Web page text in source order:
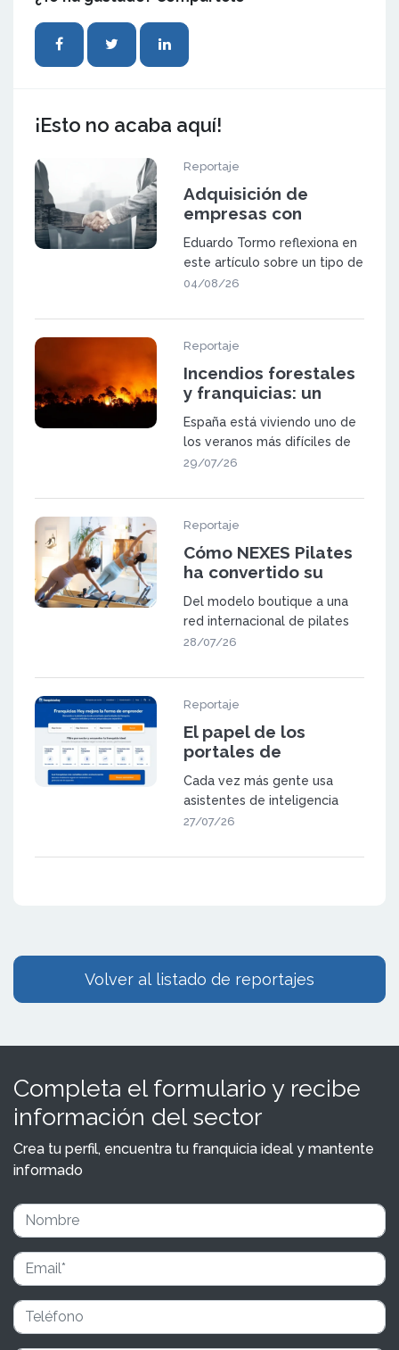
¡Esto no acaba aquí!
Reportaje
Adquisición de
empresas con
potencial de
expansión mediante
franquicia
Eduardo Tormo reflexiona en
este artículo sobre un tipo de
oportunidad que va a ganar
04/08/26
Reportaje
Incendios forestales
y franquicias: un
sector a prueba
España está viviendo uno de
los veranos más difíciles de
las últimas décadas. Los in
29/07/26
Reportaje
Cómo NEXES Pilates
ha convertido su
metodología en una
red de 23 centros en
España y Suiza
Del modelo boutique a una
red internacional de pilates
NEXES Pilates & Movement
28/07/26
Reportaje
El papel de los
portales de
franquicia en la
búsqueda
generativa
Cada vez más gente usa
asistentes de inteligencia
artificial (como ChatGPT,
27/07/26
Volver al listado de reportajes
Completa el formulario y recibe
información del sector
Crea tu perfil, encuentra tu franquicia ideal y mantente
informado